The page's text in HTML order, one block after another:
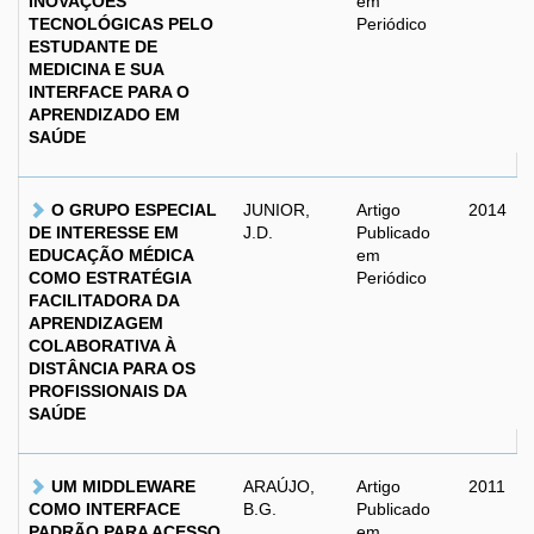
TECNOLÓGICAS PELO
ESTUDANTE DE
MEDICINA E SUA
INTERFACE PARA O
APRENDIZADO EM
SAÚDE
Periódico
O GRUPO ESPECIAL
DE INTERESSE EM
EDUCAÇÃO MÉDICA
COMO ESTRATÉGIA
FACILITADORA DA
APRENDIZAGEM
COLABORATIVA À
DISTÂNCIA PARA OS
PROFISSIONAIS DA
SAÚDE
JUNIOR,
J.D.
Artigo
Publicado
em
Periódico
2014
UM MIDDLEWARE
COMO INTERFACE
ARAÚJO,
B.G.
Artigo
Publicado
2011